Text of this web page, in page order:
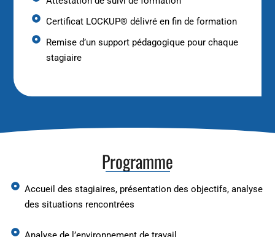
Certificat LOCKUP® délivré en fin de formation
Remise d’un support pédagogique pour chaque
stagiaire
Programme
Accueil des stagiaires, présentation des objectifs, analyse
des situations rencontrées